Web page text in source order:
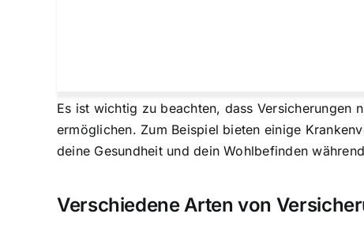
Es ist wichtig zu beachten, dass Versicherungen
ermöglichen. Zum Beispiel bieten einige
deine Gesundheit und dein Wohlbefinden
Verschiedene Arten von